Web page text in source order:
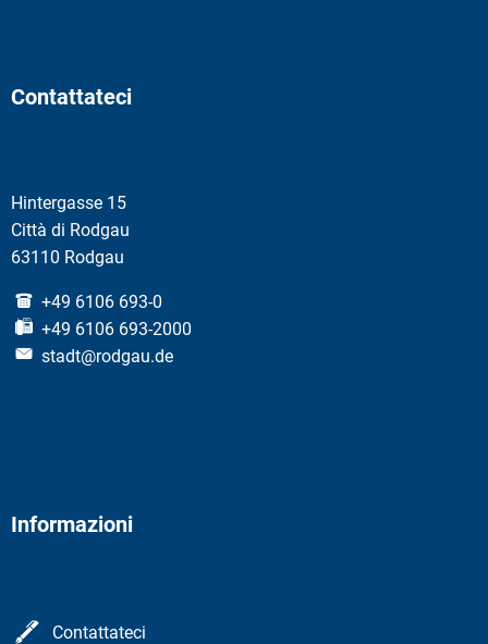
Contattateci
Hintergasse 15
Città di Rodgau
63110 Rodgau
+49 6106 693-0
+49 6106 693-2000
stadt@rodgau.de
Informazioni
Contattateci